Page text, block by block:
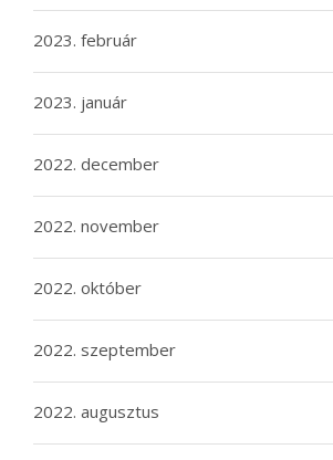
2023. február
2023. január
2022. december
2022. november
2022. október
2022. szeptember
2022. augusztus